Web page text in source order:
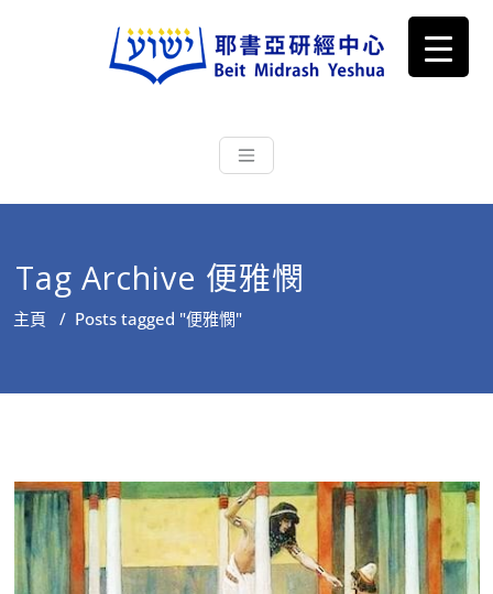
耶書亞研經中心
根源明白聖經，成為更好的門徒
Tag Archive 便雅憫
主頁 / Posts tagged "便雅憫"